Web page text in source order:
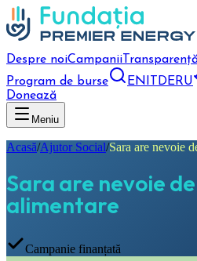
Despre noiCampanii
Program de burse
EN DERU
Donează
Meniu
Acasă/Ajutor Social/Sara are nevoie
Sara are nevoie
alimentare
Campanie finanțată